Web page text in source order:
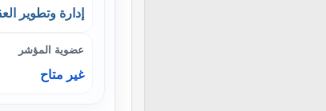
إدارة وتطوير
عضوية المؤشر
غير متاح